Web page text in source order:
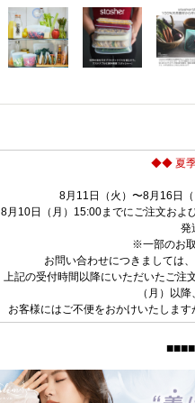
◆◆ 夏
8月11日（火）〜8月16日
8月10日（月）15:00までにご注文およ
発
※一部のお
お問い合わせにつきましては
上記の受付時間以降にいただいたご注
（月）以
お客様にはご不便をおかけいたしま